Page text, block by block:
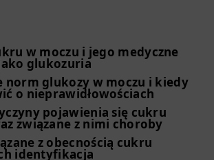
w moczu i jego medyczne
glukozuria
norm glukozy w moczu i kiedy
o nieprawidłowościach
pojawienia się cukru
związane z nimi choroby
z obecnością cukru
identyfikacja